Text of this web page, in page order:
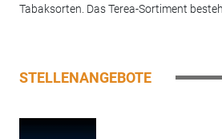
Tabaksorten. Das Terea-Sortiment
STELLENANGEBOTE